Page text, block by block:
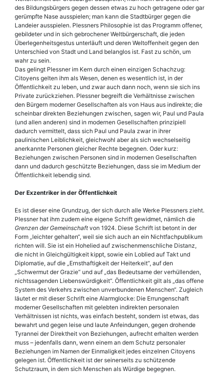
des Bildungsbürgers gegen dessen etwas zu hoch getragene oder gar
gerümpfte Nase ausspielen; man kann die Stadtbürger gegen die
Landeier ausspielen. Plessners Philosophie ist das Programm offener,
gebildeter und in sich gebrochener Weltbürgerschaft, die jeden
Überlegenheitsgestus unterläuft und deren Weltoffenheit gegen den
Unterschied von Stadt und Land belanglos ist. Fast zu schön, um
wahr zu sein.
Das gelingt Plessner im Kern durch einen einzigen Schachzug:
Citoyens gelten ihm als Wesen, denen es wesentlich ist, in der
Öffentlichkeit zu leben, und zwar auch dann noch, wenn sie sich ins
Private zurückziehen. Plessner begreift die Verhältnisse zwischen
den Bürgern moderner Gesellschaften als von Haus aus indirekte; die
scheinbar direkten Beziehungen zwischen, sagen wir, Paul und Paula
(und allen anderen) sind in modernen Gesellschaften prinzipiell
dadurch vermittelt, dass sich Paul und Paula zwar in ihrer
paulinischen Leiblichkeit, gleichwohl aber als sich wechselseitig
anerkannte Personen gleicher Rechte begegnen. Oder kurz:
Beziehungen zwischen Personen sind in modernen Gesellschaften
dann und dadurch geschützte Beziehungen, dass sie im Medium der
Öffentlichkeit lebendig sind.
Der Exzentriker in der Öffentlichkeit
Es ist dieser eine Grundzug, der sich durch alle Werke Plessners zieht.
Plessner hat ihm zudem eine eigene Schrift gewidmet, nämlich die
Grenzen der Gemeinschaftvon 1924. Diese Schrift ist betont in der
Form „leichter gehalten“, weil sie sich auch an ein Nichtfachpublikum
richten will. Sie ist ein Hohelied auf zwischenmenschliche Distanz,
die nicht in Gleichgültigkeit kippt, sowie ein Loblied auf Takt und
Diplomatie, auf die „Ernsthaftigkeit der Heiterkeit“, auf den
„Schwermut der Grazie“ und auf „das Bedeutsame der verhüllenden,
nichtssagenden Liebenswürdigkeit“. Öffentlichkeit gilt als „das offene
System des Verkehrs zwischen unverbundenen Menschen“. Zugleich
läutet er mit dieser Schrift eine Alarmglocke: Die Errungenschaft
moderner Gesellschaften mit gelebten indirekten personalen
Verhältnissen ist nichts, was einfach besteht, sondern ist etwas, das
bewahrt und gegen leise und laute Anfeindungen, gegen drohende
Tyrannei der Direktheit von Beziehungen, aufrecht erhalten werden
muss – jedenfalls dann, wenn einem an dem Schutz personaler
Beziehungen im Namen der Ein­maligkeit jedes einzelnen Citoyens
gelegen ist. Öffentlichkeit ist der seinerseits zu schützende
Schutzraum, in dem sich Menschen als Würdige begegnen.